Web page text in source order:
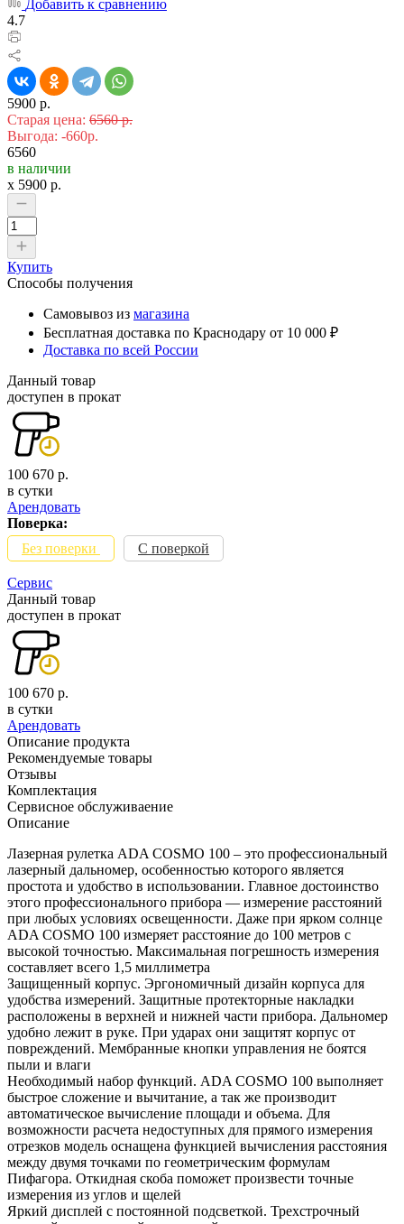
Добавить к сравнению
4.7
5900 р.
Старая цена: 6560 р.
Выгода: -660р.
6560
в наличии
x 5900 р.
Купить
Способы получения
Самовывоз из магазина
Бесплатная доставка по Краснодару от 10 000 ₽
Доставка по всей России
Данный товар
доступен в прокат
100 670 р.
в сутки
Арендовать
Поверка:
Без поверки
С поверкой
Сервис
Данный товар
доступен в прокат
100 670 р.
в сутки
Арендовать
Описание продукта
Рекомендуемые товары
Отзывы
Комплектация
Сервисное обслуживаение
Описание
Лазерная рулетка ADA COSMO 100 – это профессиональный
лазерный дальномер, особенностью которого является
простота и удобство в использовании. Главное достоинство
этого профессионального прибора — измерение расстояний
при любых условиях освещенности. Даже при ярком солнце
ADA COSMO 100 измеряет расстояние до 100 метров с
высокой точностью. Максимальная погрешность измерения
составляет всего 1,5 миллиметра
Защищенный корпус. Эргономичный дизайн корпуса для
удобства измерений. Защитные протекторные накладки
расположены в верхней и нижней части прибора. Дальномер
удобно лежит в руке. При ударах они защитят корпус от
повреждений. Мембранные кнопки управления не боятся
пыли и влаги
Необходимый набор функций. ADA COSMO 100 выполняет
быстрое сложение и вычитание, а так же производит
автоматическое вычисление площади и объема. Для
возможности расчета недоступных для прямого измерения
отрезков модель оснащена функцией вычисления расстояния
между двумя точками по геометрическим формулам
Пифагора. Откидная скоба поможет произвести точные
измерения из углов и щелей
Яркий дисплей с постоянной подсветкой. Трехстрочный